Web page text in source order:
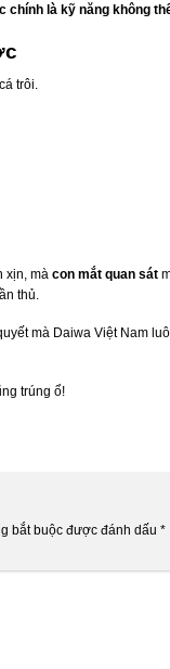
chính là kỹ năng không
trôi.
xịn, mà con mắt quan sát
thủ.
mà Daiwa Việt Nam
trúng ổ!
bắt buộc được đánh dấu *